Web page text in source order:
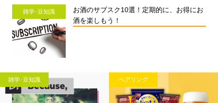
雑学･豆知識
お酒のサブスク10選！定期的に、お得にお
酒を楽しもう！
ペアリング